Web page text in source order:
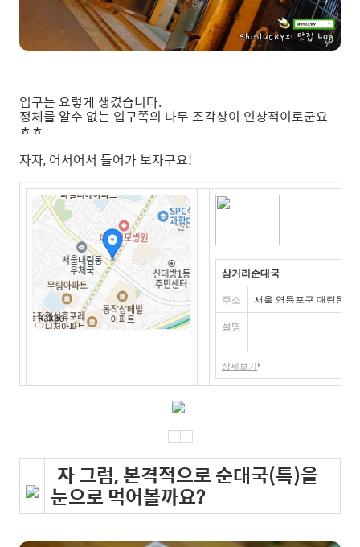
입구는 요렇게 생겼습니다.
정체를 알수 없는 입구쪽의 나무 조각상이 인상적이로군요
ㅎㅎ
자자, 어서어서 들어가 보자구요!
삼거리순대국
주소 서울 영등포구 대림동
설명
상세보기
자 그럼, 본격적으로 순대국(특)을
눈으로 먹어볼까요?